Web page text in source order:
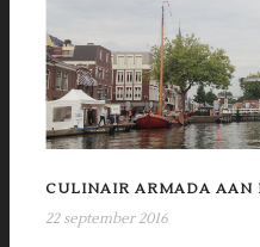
CULINAIR ARMADA AAN
22 september 2016